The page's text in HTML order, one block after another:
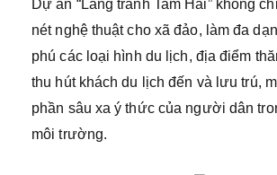
Dự án “Làng tranh Tam Hải” không
nét nghệ thuật cho xã đảo, làm đa
phú các loại hình du lịch, địa điểm
thu hút khách du lịch đến và lưu trú,
phần sâu xa ý thức của người dân
môi trường.